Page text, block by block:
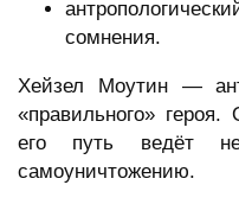
сомнения.
Хейзел Моутин —
«правильного»
его путь ведёт
самоуничтожению.